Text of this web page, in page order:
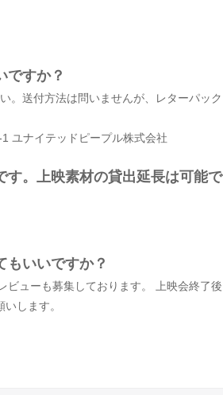
ですか？
。送付方法は問いませんが、レターパック
ユナイテッドピープル株式会社
す。上映素材の貸出延長は可能で
もいいですか？
ビューも募集しております。 上映会終了後
します。